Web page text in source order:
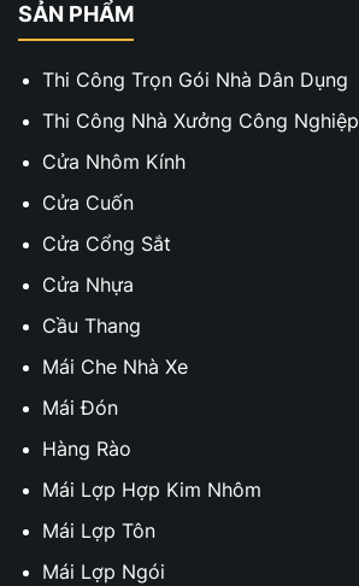
SẢN PHẨM
Thi Công Trọn Gói Nhà Dân Dụng
Thi Công Nhà Xưởng Công Nghiệp
Cửa Nhôm Kính
Cửa Cuốn
Cửa Cổng Sắt
Cửa Nhựa
Cầu Thang
Mái Che Nhà Xe
Mái Đón
Hàng Rào
Mái Lợp Hợp Kim Nhôm
Mái Lợp Tôn
Mái Lợp Ngói